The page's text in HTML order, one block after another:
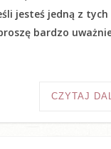
jesteś jedną z
bardzo
CZYTAJ